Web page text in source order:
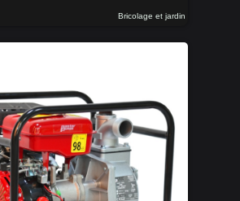
Bricolage et jardin